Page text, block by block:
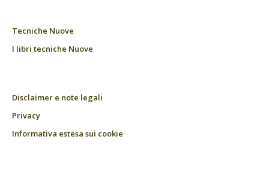
Tecniche Nuove
I libri tecniche Nuove
Disclaimer e note legali
Privacy
Informativa estesa sui cookie